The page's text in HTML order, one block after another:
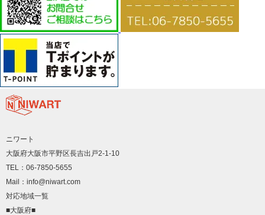
ニワート
大阪府大阪市平野区長吉出戸2-1-10
TEL：06-7850-5655
Mail：info@niwart.com
対応地域一覧
■大阪府■